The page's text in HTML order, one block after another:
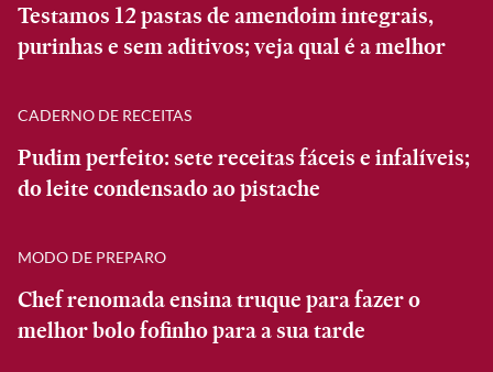
Testamos 12 pastas de amendoim integrais,
purinhas e sem aditivos; veja qual é a melhor
CADERNO DE RECEITAS
Pudim perfeito: sete receitas fáceis e infalíveis;
do leite condensado ao pistache
MODO DE PREPARO
Chef renomada ensina truque para fazer o
melhor bolo fofinho para a sua tarde